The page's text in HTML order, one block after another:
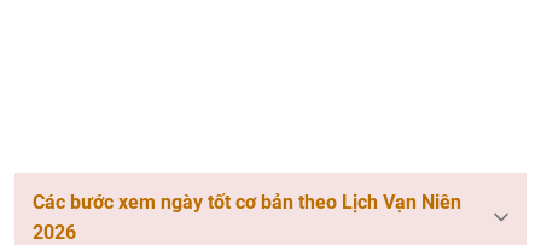
Các bước xem ngày tốt cơ bản theo Lịch Vạn Niên
2026